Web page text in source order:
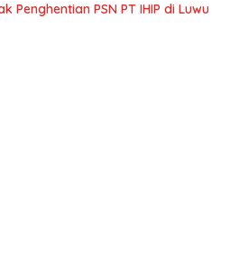
Penghentian PSN PT IHIP di Luwu